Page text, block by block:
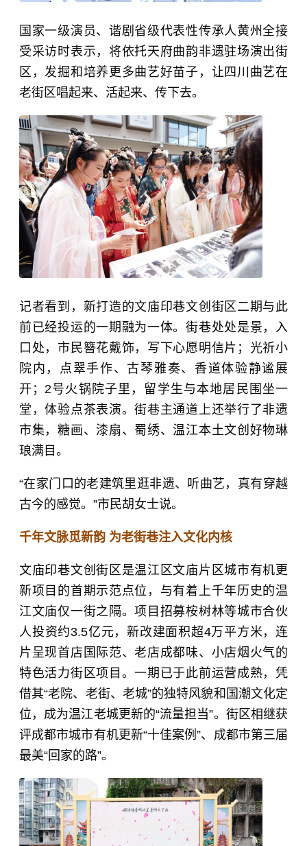
国家一级演员、谐剧省级代表性传承人黄州全接
受采访时表示，将依托天府曲韵非遗驻场演出街
区，发掘和培养更多曲艺好苗子，让四川曲艺在
老街区唱起来、活起来、传下去。
记者看到，新打造的文庙印巷文创街区二期与此
前已经投运的一期融为一体。街巷处处是景，入
口处，市民簪花戴饰，写下心愿明信片；光祈小
院内，点翠手作、古琴雅奏、香道体验静谧展
开；2号火锅院子里，留学生与本地居民围坐一
堂，体验点茶表演。街巷主通道上还举行了非遗
市集，糖画、漆扇、蜀绣、温江本土文创好物琳
琅满目。
“在家门口的老建筑里逛非遗、听曲艺，真有穿越
古今的感觉。”市民胡女士说。
千年文脉觅新韵 为老街巷注入文化内核
文庙印巷文创街区是温江区文庙片区城市有机更
新项目的首期示范点位，与有着上千年历史的温
江文庙仅一街之隔。项目招募桉树林等城市合伙
人投资约3.5亿元，新改建面积超4万平方米，连
片呈现首店国际范、老店成都味、小店烟火气的
特色活力街区项目。一期已于此前运营成熟，凭
借其“老院、老街、老城”的独特风貌和国潮文化定
位，成为温江老城更新的“流量担当”。街区相继获
评成都市城市有机更新“十佳案例”、成都市第三届
最美“回家的路”。